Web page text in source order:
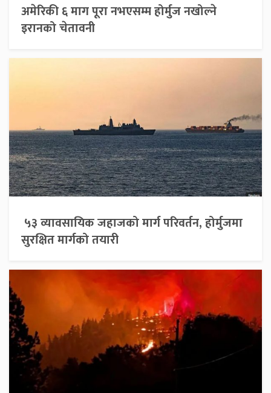
अमेरिकी ६ माग पूरा नभएसम्म होर्मुज नखोल्ने
इरानको चेतावनी
५३ व्यावसायिक जहाजको मार्ग परिवर्तन, होर्मुजमा
सुरक्षित मार्गको तयारी